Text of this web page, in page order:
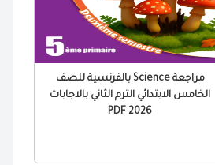
مراجعة Science بالفرنسية للصف
الخامس الابتدائي الترم الثاني بالاجابات
2026 PDF